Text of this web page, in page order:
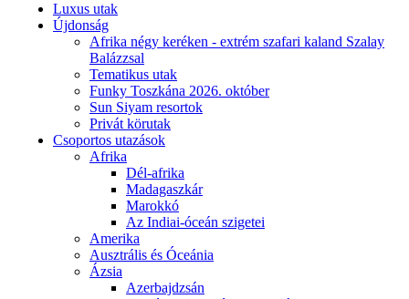
Luxus utak
Újdonság
Afrika négy keréken - extrém szafari kaland Szalay
Balázzsal
Tematikus utak
Funky Toszkána 2026. október
Sun Siyam resortok
Privát körutak
Csoportos utazások
Afrika
Dél-afrika
Madagaszkár
Marokkó
Az Indiai-óceán szigetei
Amerika
Ausztrális és Óceánia
Ázsia
Azerbajdzsán